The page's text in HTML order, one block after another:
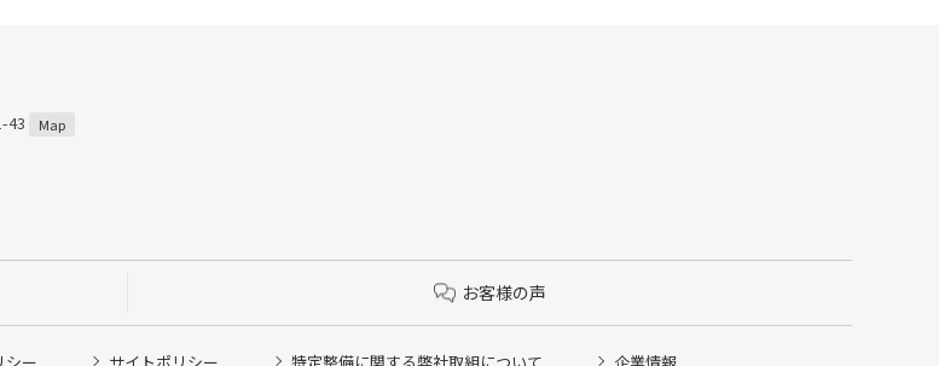
43 Map
お客様の声
シー サイトポリシー 特定整備に関する弊社取組について 企業情報